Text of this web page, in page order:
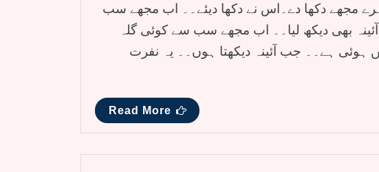
مجھے دکھا دے۔اس نے دکھا دیئے۔۔ اب مجھے سب
بھی دیکھ لیا۔۔ اب مجھے سب سے کوئی گلہ
ہوئی ہے۔۔ جب آئینہ دیکھتا ہوں۔۔ یہ نفرت
Read More